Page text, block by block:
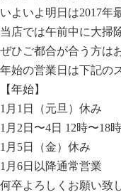
いよいよ明日は2017年
当店では午前中に大掃
ぜひご都合が合う方は
年始の営業日は下記の
【年始】
1月1日（元旦）休み
1月2日〜4日 12時〜18
1月5日（金）休み
1月6日以降通常営業
何卒よろしくお願い致